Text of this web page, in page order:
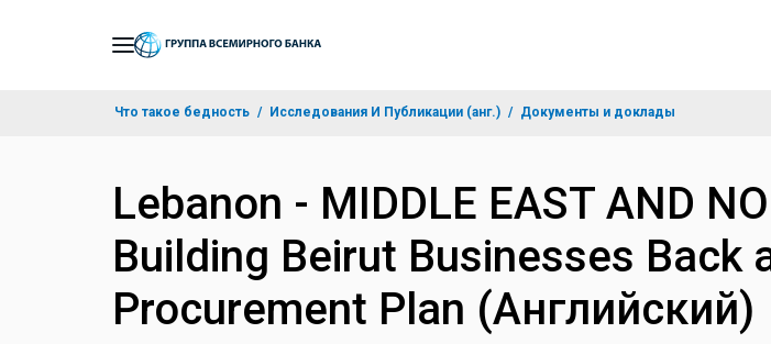
Что такое бедность Исследования И Публикации (анг.) Документы и доклады
Lebanon - MIDDLE EAST AND
Building Beirut Businesses Back
Procurement Plan (Английский)